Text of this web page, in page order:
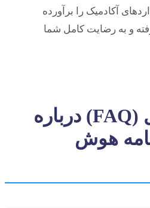
آکادمیک را برآورده
و به رضایت کامل شما
سوالات متداول (FAQ) درباره
هوش